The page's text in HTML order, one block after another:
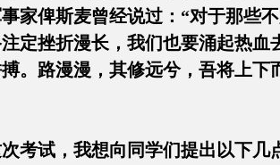
家俾斯麦曾经说过：“对于那些
定挫折漫长，我们也要涌起热
。路漫漫，其修远兮，吾将上
考试，我想向同学们提出以下